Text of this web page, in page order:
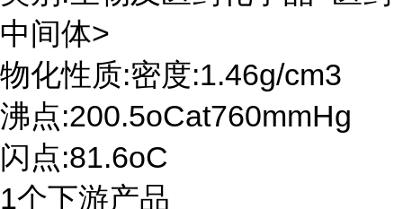
中间体>
物化性质:密度:1.46g/cm3
沸点:200.5oCat760mmHg
闪点:81.6oC
1个下游产品